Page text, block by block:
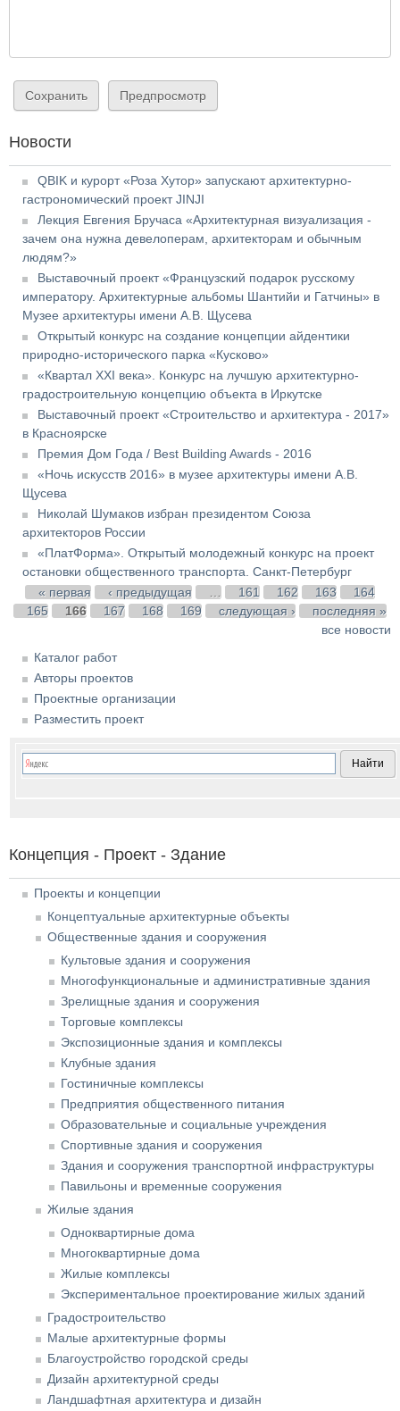
Новости
QBIK и курорт «Роза Хутор» запускают архитектурно-
гастрономический проект JINJI
Лекция Евгения Бручаса «Архитектурная визуализация -
зачем она нужна девелоперам, архитекторам и обычным
людям?»
Выставочный проект «Французский подарок русскому
императору. Архитектурные альбомы Шантийи и Гатчины» в
Музее архитектуры имени А.В. Щусева
Открытый конкурс на создание концепции айдентики
природно-исторического парка «Кусково»
«Квартал XXI века». Конкурс на лучшую архитектурно-
градостроительную концепцию объекта в Иркутске
Выставочный проект «Строительство и архитектура - 2017»
в Красноярске
Премия Дом Года / Best Building Awards - 2016
«Ночь искусств 2016» в музее архитектуры имени А.В.
Щусева
Николай Шумаков избран президентом Союза
архитекторов России
«ПлатФорма». Открытый молодежный конкурс на проект
остановки общественного транспорта. Санкт-Петербург
Страницы
« первая ‹ предыдущая 161 162 163
164
165
166 167 168 169 следующая ›
последняя »
все новости
Каталог работ
Авторы проектов
Проектные организации
Разместить проект
Концепция - Проект - Здание
Проекты и концепции
Концептуальные архитектурные объекты
Общественные здания и сооружения
Культовые здания и сооружения
Многофункциональные и административные здания
Зрелищные здания и сооружения
Торговые комплексы
Экспозиционные здания и комплексы
Клубные здания
Гостиничные комплексы
Предприятия общественного питания
Образовательные и социальные учреждения
Спортивные здания и сооружения
Здания и сооружения транспортной инфраструктуры
Павильоны и временные сооружения
Жилые здания
Одноквартирные дома
Многоквартирные дома
Жилые комплексы
Экспериментальное проектирование жилых зданий
Градостроительство
Малые архитектурные формы
Благоустройство городской среды
Дизайн архитектурной среды
Ландшафтная архитектура и дизайн